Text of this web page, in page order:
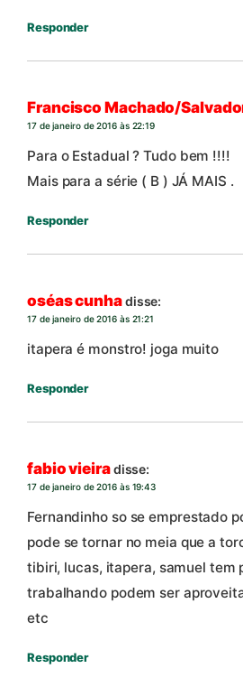
Responder
Francisco Machado/
17 de janeiro de 2016 às 22:19
Para o Estadual ? Tudo bem !!!!
Mais para a série ( B ) JÁ MAIS .
Responder
oséas cunhadisse:
17 de janeiro de 2016 às 21:21
itapera é monstro! joga muito
Responder
fabio vieiradisse:
17 de janeiro de 2016 às 19:43
Fernandinho so se emprestado
pode se tornar no meia que a
tibiri, lucas, itapera, samuel tem
trabalhando podem ser
etc
Responder